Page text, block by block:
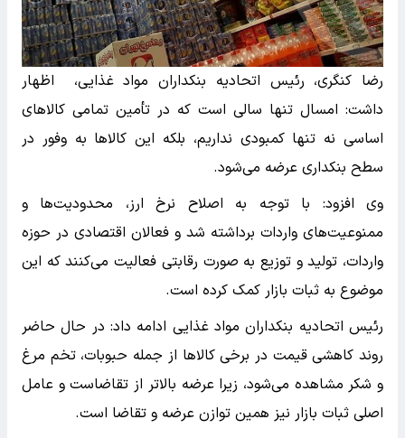
رضا کنگری، رئیس اتحادیه بنکداران مواد غذایی، اظهار
داشت: امسال تنها سالی است که در تأمین تمامی کالاهای
اساسی نه تنها کمبودی نداریم، بلکه این کالاها به وفور در
سطح بنکداری عرضه می‌شود.
وی افزود: با توجه به اصلاح نرخ ارز، محدودیت‌ها و
ممنوعیت‌های واردات برداشته شد و فعالان اقتصادی در حوزه
واردات، تولید و توزیع به صورت رقابتی فعالیت می‌کنند که این
موضوع به ثبات بازار کمک کرده است.
رئیس اتحادیه بنکداران مواد غذایی ادامه داد: در حال حاضر
روند کاهشی قیمت در برخی کالاها از جمله حبوبات، تخم مرغ
و شکر مشاهده می‌شود، زیرا عرضه بالاتر از تقاضاست و عامل
اصلی ثبات بازار نیز همین توازن عرضه و تقاضا است.